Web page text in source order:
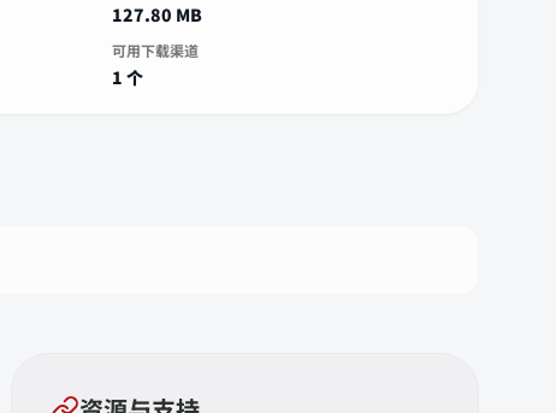
127.80 MB
可用下载渠道
1 个